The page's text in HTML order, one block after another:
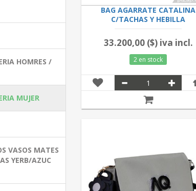
HOMRES /
MUJER
VASOS MATES
YERB/AZUC
BAG AGARRATE CATALINA
C/TACHAS Y HEBILLA
NEGRA/ROJA/BEIGE 2.26
33.200,00 ($) iva incl.
2 en stock